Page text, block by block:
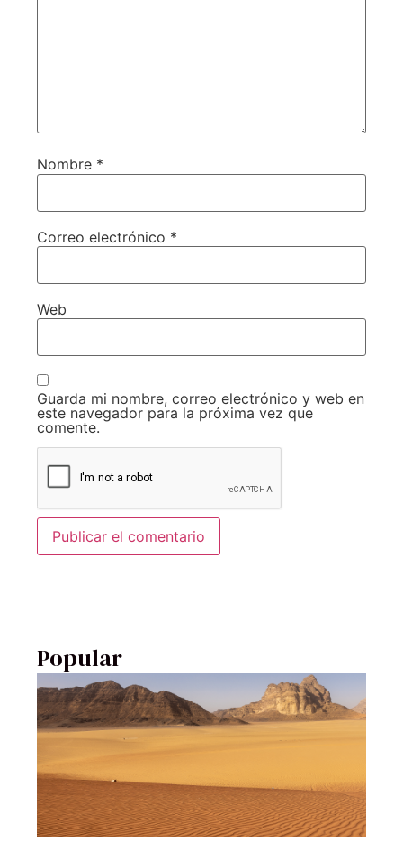
Nombre *
Correo electrónico *
Web
Guarda mi nombre, correo electrónico y web en
este navegador para la próxima vez que
comente.
Popular